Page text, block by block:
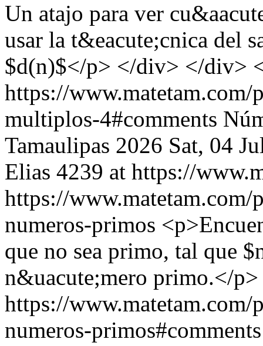
Un atajo para ver
usar la t&eacute;cnica del
$d(n)$</p> </div> </div>
https://www.matetam.com/
multiplos-4#comments
Tamaulipas 2026 Sat, 04
Elias 4239 at https://
https://www.matetam.com/
numeros-primos
que no sea primo, tal que
n&uacute;mero primo.</p>
https://www.matetam.com/
numeros-primos#comments